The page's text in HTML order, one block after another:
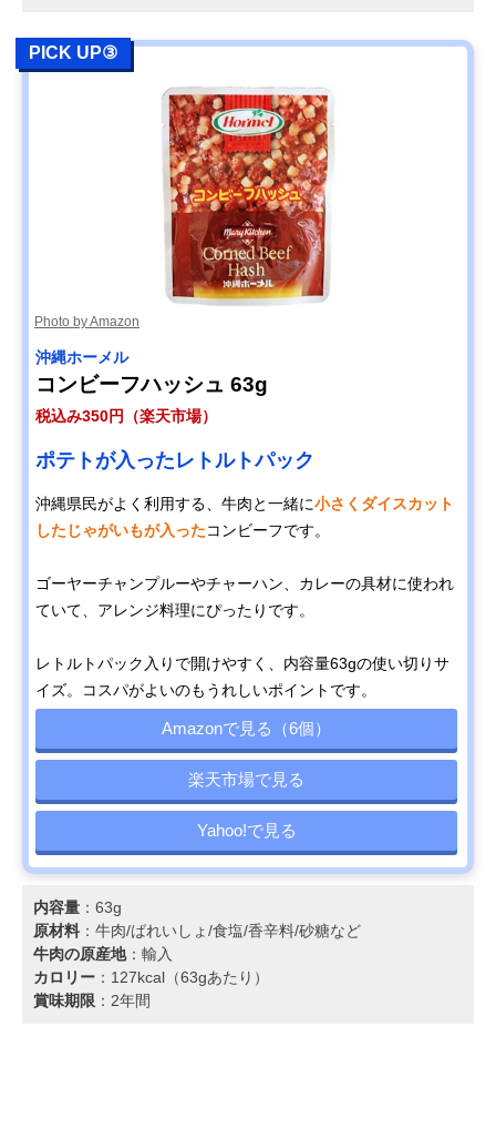
PICK UP③
Photo by Amazon
‎沖縄ホーメル
コンビーフハッシュ 63g
税込み350円（楽天市場）
ポテトが入ったレトルトパック
沖縄県民がよく利用する、牛肉と一緒に小さくダイスカット
したじゃがいもが入ったコンビーフです。
ゴーヤーチャンプルーやチャーハン、カレーの具材に使われ
ていて、アレンジ料理にぴったりです。
レトルトパック入りで開けやすく、内容量63gの使い切りサ
イズ。コスパがよいのもうれしいポイントです。
Amazonで見る（6個）
楽天市場で見る
Yahoo!で見る
内容量 ：63g
原材料 ：牛肉/ばれいしょ/食塩/香辛料/砂糖など
牛肉の原産地：輸入
カロリー ：127kcal（63gあたり）
賞味期限 ：2年間